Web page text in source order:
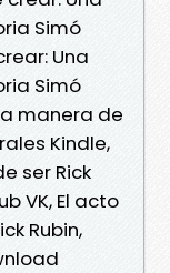
Simó
Una
Simó
manera de
Kindle,
ser Rick
VK, El acto
Rubin,